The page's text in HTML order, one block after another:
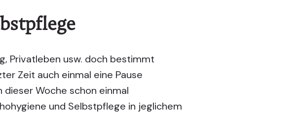
Privatleben usw. doch bestimmt
Zeit auch einmal eine Pause
dieser Woche schon einmal
und Selbstpflege in jeglichem